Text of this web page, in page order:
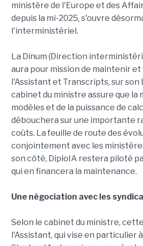
ministère de l'Europe et des
depuis la mi-2025, s'ouvre
l'interministériel.
La Dinum (Direction
aura pour mission de maintenir
l'Assistant et Transcripts, sur
cabinet du ministre assure que la
modèles et de la puissance de
débouchera sur une importante
coûts. La feuille de route des
conjointement avec les
son côté, DiploIA restera piloté
qui en financera la maintenance.
Une négociation avec les
Selon le cabinet du ministre,
l'Assistant, qui vise en particulier